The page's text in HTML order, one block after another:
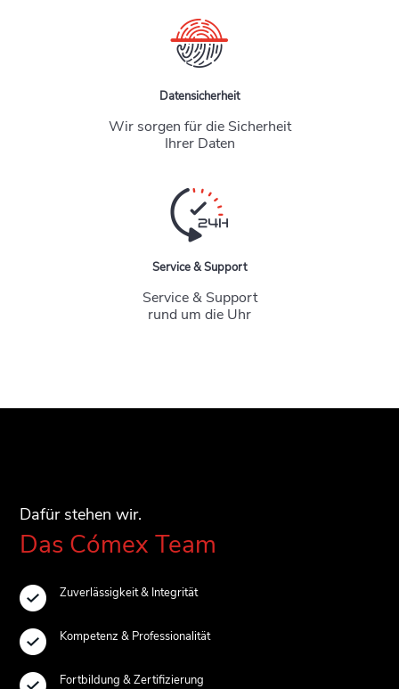
Datensicherheit
Wir sorgen für die Sicherheit
Ihrer Daten
Service & Support
Service & Support
rund um die Uhr
Dafür stehen wir.
Das Cómex Team
Zuverlässigkeit & Integrität
Kompetenz & Professionalität
Fortbildung & Zertifizierung